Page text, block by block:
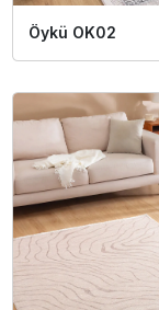
Öykü OK02